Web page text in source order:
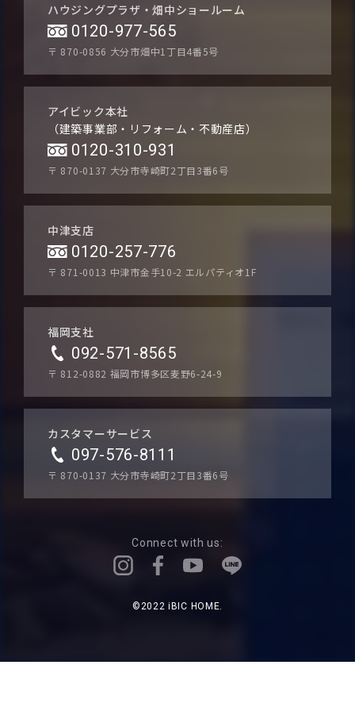
ハウジングプラザ・畑中ショールーム
0120-977-565
〒 870-0856 大分市畑中1丁目4番5号
アイビック本社
（建築事業部・リフォーム・不動産店）
0120-310-931
〒 870-0137 大分市寺崎町2丁目3番6号
中津支店
0120-257-776
〒 871-0013 中津市金手10-2 エルパティオ1F
福岡支社
092-571-8565
〒 812-0882 福岡市博多区麦野6-24-9
カスタマーサービス
097-576-8111
〒 870-0137 大分市寺崎町2丁目3番6号
Connect with us:
©2022 iBIC HOME.